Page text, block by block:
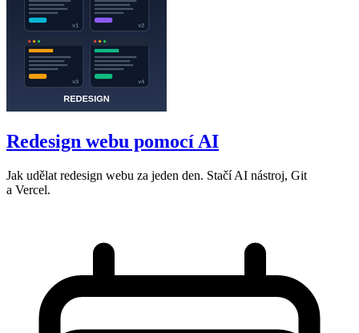
Redesign webu pomocí AI
Jak udělat redesign webu za jeden den. Stačí AI nástroj, Git
a Vercel.